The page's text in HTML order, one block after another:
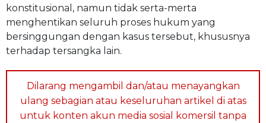
konstitusional, namun tidak serta-merta
menghentikan seluruh proses hukum yang
bersinggungan dengan kasus tersebut, khususnya
terhadap tersangka lain.
Dilarang mengambil dan/atau menayangkan
ulang sebagian atau keseluruhan artikel di atas
untuk konten akun media sosial komersil tanpa